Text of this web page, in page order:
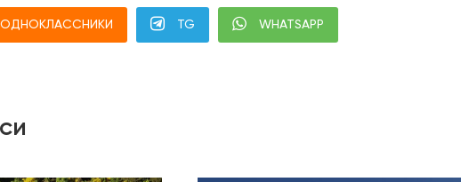
ОДНОКЛАССНИКИ TG WHATSAPP